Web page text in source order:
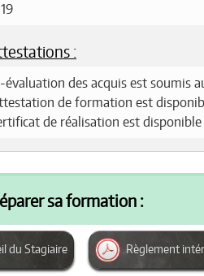
:
des acquis est soumis
de formation est
de réalisation est
sa formation :
du Stagiaire Règlement